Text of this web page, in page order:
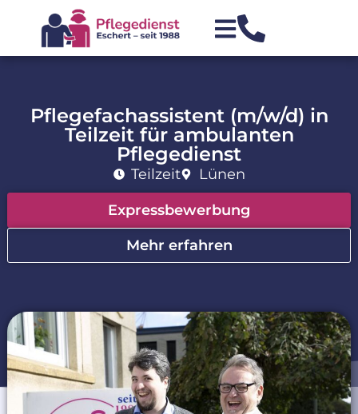
Pflegefachassistent (m/w/d) in
Teilzeit für ambulanten
Pflegedienst
Teilzeit Lünen
Expressbewerbung
Mehr erfahren